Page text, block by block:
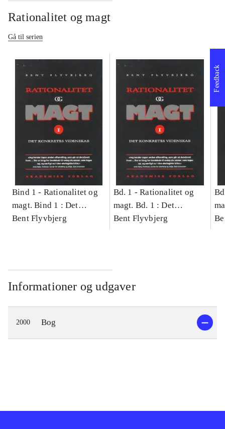
Rationalitet og magt
Gå til serien
Bind 1 - Rationalitet og
magt. Bind 1 : Det
konkretes videnskab
Bent Flyvbjerg
Bd. 1 -Rationalitet og
magt. Bd. 1 : Det
konkretes videnskab
Bent Flyvbjerg
Informationer og udgaver
2000 Bog
Feedback